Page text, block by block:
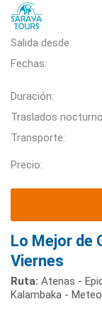
Salida desde:
Fechas:
Duración:
Traslados
Transporte:
Precio:
Lo Mejor de
Viernes
Ruta: Atenas -
Kalambaka -